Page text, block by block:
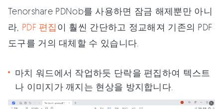
Tenorshare PDNob를 사용하면 잠금 해제뿐만 아니
라, PDF 편집이 훨씬 간단하고 정교해져 기존의 PDF
도구를 거의 대체할 수 있습니다.
마치 워드에서 작업하듯 단락을 편집하여 텍스트
나 이미지가 깨지는 현상을 방지합니다.